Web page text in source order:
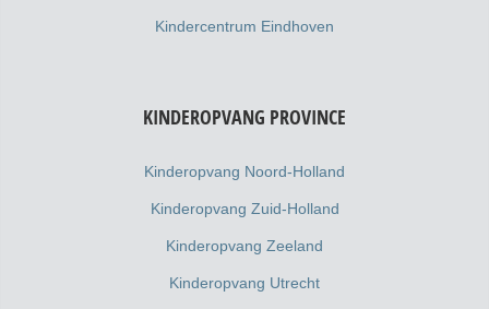
Kindercentrum Eindhoven
KINDEROPVANG PROVINCE
Kinderopvang Noord-Holland
Kinderopvang Zuid-Holland
Kinderopvang Zeeland
Kinderopvang Utrecht